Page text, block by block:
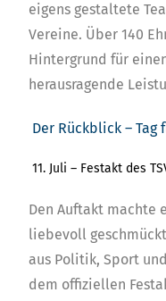
eigens gestaltete
Vereine. Über 140
Hintergrund für
herausragende
Der Rückblick – Tag
11. Juli – Festakt des
Den Auftakt machte
liebevoll
aus Politik, Sport
dem offiziellen